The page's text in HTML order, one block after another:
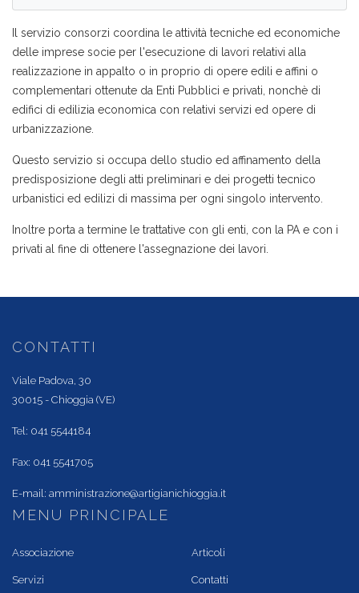
Il servizio consorzi coordina le attività tecniche ed economiche
delle imprese socie per l'esecuzione di lavori relativi alla
realizzazione in appalto o in proprio di opere edili e affini o
complementari ottenute da Enti Pubblici e privati, nonchè di
edifici di edilizia economica con relativi servizi ed opere di
urbanizzazione.
Questo servizio si occupa dello studio ed affinamento della
predisposizione degli atti preliminari e dei progetti tecnico
urbanistici ed edilizi di massima per ogni singolo intervento.
Inoltre porta a termine le trattative con gli enti, con la PA e con i
privati al fine di ottenere l'assegnazione dei lavori.
CONTATTI
Viale Padova, 30
30015 - Chioggia (VE)
Tel: 041 5544184
Fax: 041 5541705
E-mail: amministrazione@artigianichioggia.it
MENU PRINCIPALE
Associazione
Servizi
Articoli
Contatti